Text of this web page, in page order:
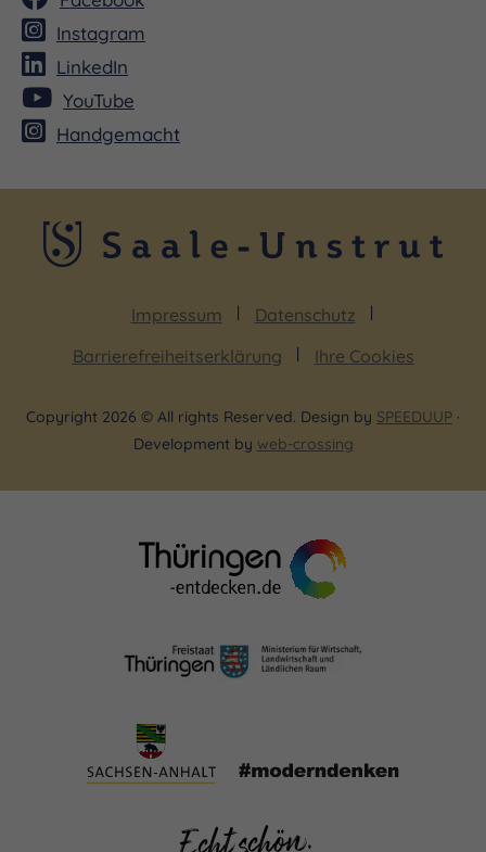
Instagram
LinkedIn
YouTube
Handgemacht
Impressum
Datenschutz
Barrierefreiheitserklärung
Ihre Cookies
Copyright 2026 © All rights Reserved. Design by SPEEDUUP ·
Development by web-crossing